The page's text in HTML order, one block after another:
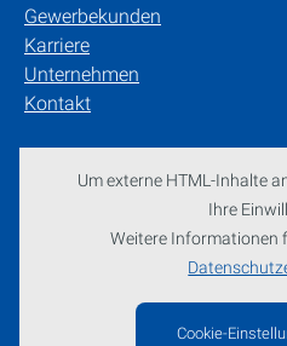
Gewerbekunden
Karriere
Unternehmen
Kontakt
Um externe HTML-Inhalte
Ihre
Weitere Informationen
Cookie-